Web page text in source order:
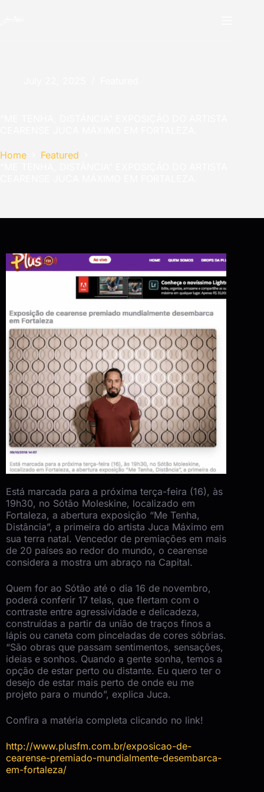
Home
Featured
Está marcada para a próxima terça-feira (16), às
19h30, no Sótão Moleskine, localizado em
Fortaleza, a abertura exposição “Me Tenha,
Distância”, a primeira do artista Juca Máximo em
sua terra natal. Vencedor de premiações em mais
de 20 países ao redor do mundo, o cearense
considera a mostra um abraço na Capital.
Quem for ao Sótão até o dia 16 de novembro,
poderá conferir 17 telas, que flertam com o
contraste entre agressividade e delicadeza,
construídas a partir da união de traços finos a
lápis ou caneta com pinceladas de cores sóbrias.
“São obras que passam sentimentos, sensações,
ideias e sonhos. Quando a gente sonha, temos a
opção de estar perto ou distante. Eu quero ter o
desejo de estar mais perto de onde eu me
projeto para o mundo”, explica Juca.
Confira a matéria completa clicando no link!
http://www.plusfm.com.br/exposicao-de-
cearense-premiado-mundialmente-desembarca-
em-fortaleza/